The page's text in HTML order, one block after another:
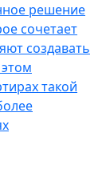
решение
сочетает
создавать
такой